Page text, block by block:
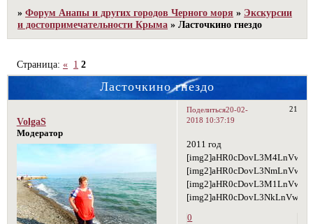
»Форум Анапы и других городов Черного моря » Экскурсии
и достопримечательности Крыма »Ласточкино гнездо
Ласточкино гнездо
Страница:« 1 2
Поделиться 21
20-02-
2018 10:37:19
VolgaS
Модератор
2011 год
0